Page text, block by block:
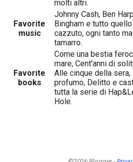
molti altri.
Favorite
music
Johnny Cash, Ben
Bingham e tutto
cazzuto, ogni tanto
tamarro.
Favorite
books
Come una bestia
mare, Cent'anni di
Alle cinque della sera,
profumo, Delitto e
tutta la serie di
Hole.